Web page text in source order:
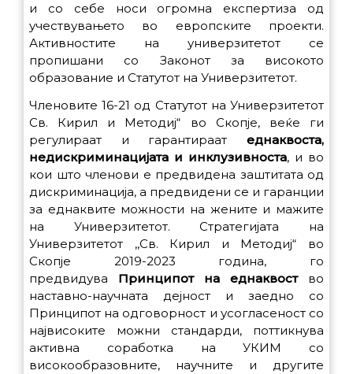
и со себе носи огромна експертиза од
учествувањето во европските проекти.
Активностите на универзитетот се
пропишани со Законот за високото
образование и Статутот на Универзитетот.
Членовите 16-21 од Статутот на Универзитетот
Св. Кирил и Методиј“ во Скопје, веќе ги
регулираат и гарантираат еднаквоста,
недискриминацијата и инклузивноста, и во
кои што членови е предвидена заштитата од
дискриминација, а предвидени се и гаранции
за еднаквите можности на жените и мажите
на Универзитетот. Стратегијата на
Универзитетот ,,Св. Кирил и Методиј“ во
Скопје 2019-2023 година, го
предвидува Принципот на еднаквоство
наставно-научната дејност и заедно со
Принципот на одговорност и усогласеност со
највисоките можни стандарди, поттикнува
активна соработка на УКИМ со
високообразовните, научните и другите